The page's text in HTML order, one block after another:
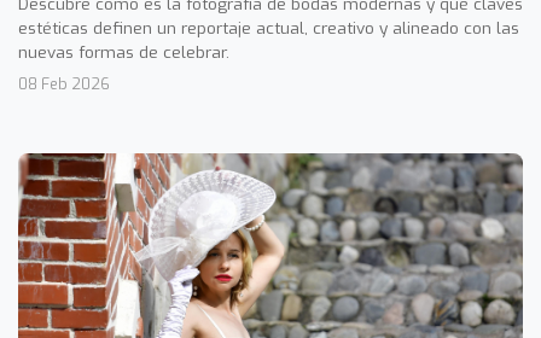
estéticas definen un reportaje actual, creativo y alineado con las
nuevas formas de celebrar.
08 Feb 2026